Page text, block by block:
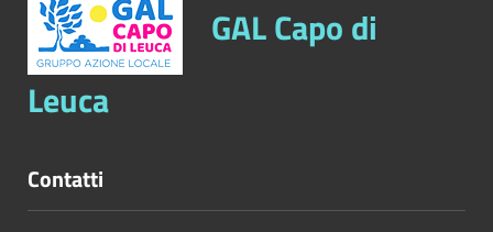
GAL Capo di
Leuca
Contatti